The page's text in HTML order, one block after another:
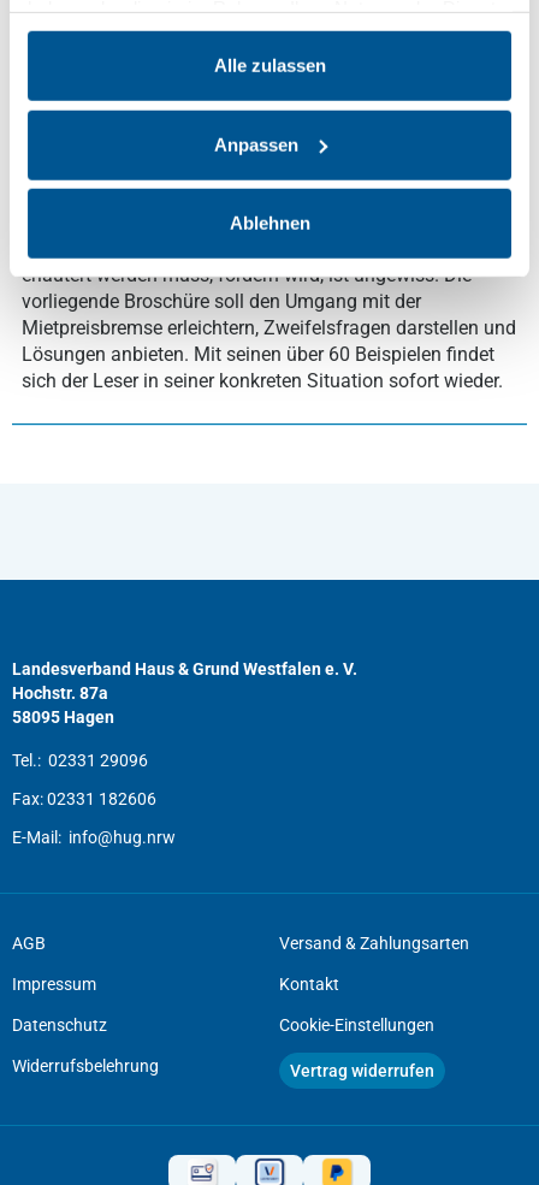
gesammelt haben.
Alle zulassen
Anpassen
Ablehnen
sich in seiner Begründung zum Gesetzesentwurf der
Mietpreisbremse, dass sie den Vermietern in Deutschland
284,14 Millionen Euro im Jahr vorenthalten wird. Dies ist
der Mietpreisbremse nicht mehr zwischen den
Mietvertragsparteien beim Neuabschluss eines
die Mietpreisbremse das Ziel der Begleitmaßnahmen, das
in der von der Landesregierung zu erlassenen
erläutert werden muss, fördern wird, ist ungewiss. Die
vorliegende Broschüre soll den Umgang mit der
Mietpreisbremse erleichtern, Zweifelsfragen darstellen und
Lösungen anbieten. Mit seinen über 60 Beispielen findet
sich der Leser in seiner konkreten Situation sofort wieder.
Landesverband Haus & Grund Westfalen e. V.
Hochstr. 87a
58095 Hagen
Tel.: 02331 29096
Fax:02331 182606
E-Mail: info@hug.nrw
AGB
Impressum
Datenschutz
Widerrufsbelehrung
Versand & Zahlungsarten
Kontakt
Cookie-Einstellungen
Vertrag widerrufen